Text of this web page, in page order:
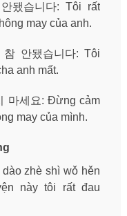
됐습니다: Tôi rất
may của anh.
참 안됐습니다: Tôi
anh mất.
마세요: Đừng cảm
may của mình.
zhè shì wǒ hěn
này tôi rất đau